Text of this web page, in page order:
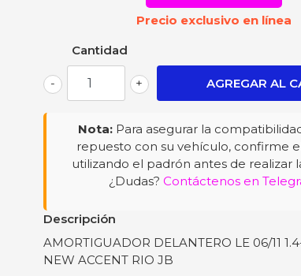
Precio exclusivo en línea
Cantidad
+
-
Nota: Para asegurar la
repuesto con su vehículo, confirme
utilizando el padrón antes de realizar
¿Dudas? Contáctenos en
Descripción
AMORTIGUADOR DELANTERO LE 06/11
NEW ACCENT RIO JB